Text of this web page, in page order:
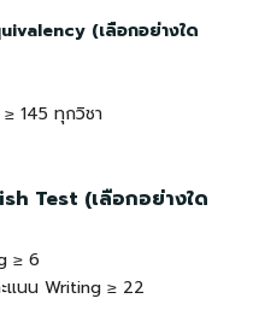
(เลือกอย่างใด
145 ทุกวิชา
Test (เลือกอย่างใด
≥ 6
แนน Writing ≥ 22